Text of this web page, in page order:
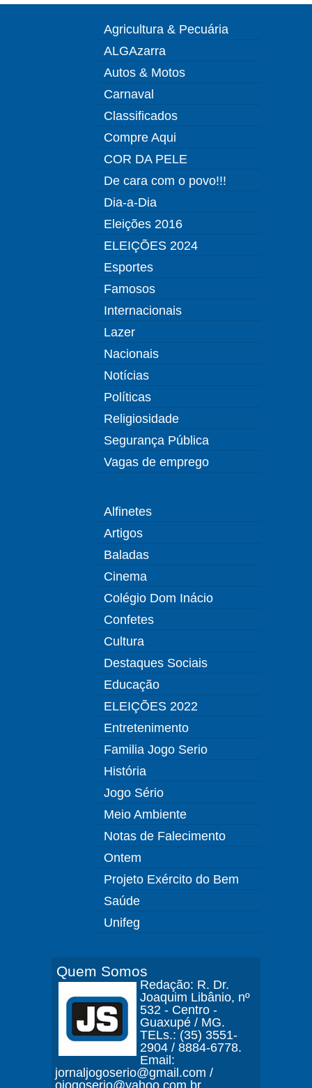
Agricultura & Pecuária
ALGAzarra
Autos & Motos
Carnaval
Classificados
Compre Aqui
COR DA PELE
De cara com o povo!!!
Dia-a-Dia
Eleições 2016
ELEIÇÕES 2024
Esportes
Famosos
Internacionais
Lazer
Nacionais
Notícias
Políticas
Religiosidade
Segurança Pública
Vagas de emprego
Alfinetes
Artigos
Baladas
Cinema
Colégio Dom Inácio
Confetes
Cultura
Destaques Sociais
Educação
ELEIÇÕES 2022
Entretenimento
Familia Jogo Serio
História
Jogo Sério
Meio Ambiente
Notas de Falecimento
Ontem
Projeto Exército do Bem
Saúde
Unifeg
Quem Somos
Redação: R. Dr.
Joaquim Libânio, nº
532 - Centro -
Guaxupé / MG.
TELs.: (35) 3551-
2904 / 8884-6778.
Email:
jornaljogoserio@gmail.com /
ojogoserio@yahoo.com.br.